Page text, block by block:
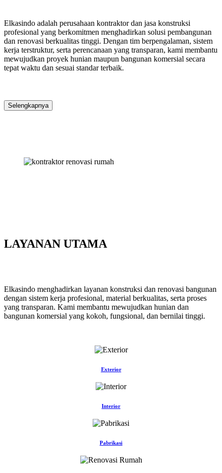
Elkasindo adalah perusahaan kontraktor dan jasa konstruksi
profesional yang berkomitmen menghadirkan solusi pembangunan
dan renovasi berkualitas tinggi. Dengan tim berpengalaman, sistem
kerja terstruktur, serta perencanaan yang transparan, kami membantu
mewujudkan proyek hunian maupun bangunan komersial secara
tepat waktu dan sesuai standar terbaik.
Selengkapnya
LAYANAN UTAMA
Elkasindo menghadirkan layanan konstruksi dan renovasi bangunan
dengan sistem kerja profesional, material berkualitas, serta proses
yang transparan. Kami membantu mewujudkan hunian dan
bangunan komersial yang kokoh, fungsional, dan bernilai tinggi.
Exterior
Interior
Pabrikasi